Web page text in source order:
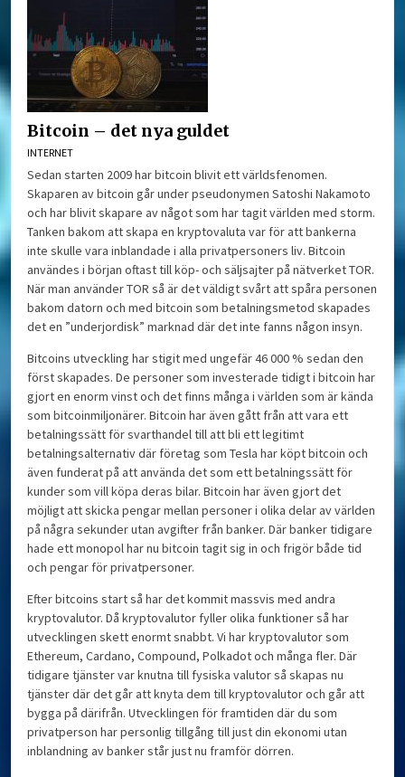
Bitcoin – det nya guldet
INTERNET
Sedan starten 2009 har bitcoin blivit ett världsfenomen.
Skaparen av bitcoin går under pseudonymen Satoshi Nakamoto
och har blivit skapare av något som har tagit världen med storm.
Tanken bakom att skapa en kryptovaluta var för att bankerna
inte skulle vara inblandade i alla privatpersoners liv. Bitcoin
användes i början oftast till köp- och säljsajter på nätverket TOR.
När man använder TOR så är det väldigt svårt att spåra personen
bakom datorn och med bitcoin som betalningsmetod skapades
det en ”underjordisk” marknad där det inte fanns någon insyn.
Bitcoins utveckling har stigit med ungefär 46 000 % sedan den
först skapades. De personer som investerade tidigt i bitcoin har
gjort en enorm vinst och det finns många i världen som är kända
som bitcoinmiljonärer. Bitcoin har även gått från att vara ett
betalningssätt för svarthandel till att bli ett legitimt
betalningsalternativ där företag som Tesla har köpt bitcoin och
även funderat på att använda det som ett betalningssätt för
kunder som vill köpa deras bilar. Bitcoin har även gjort det
möjligt att skicka pengar mellan personer i olika delar av världen
på några sekunder utan avgifter från banker. Där banker tidigare
hade ett monopol har nu bitcoin tagit sig in och frigör både tid
och pengar för privatpersoner.
Efter bitcoins start så har det kommit massvis med andra
kryptovalutor. Då kryptovalutor fyller olika funktioner så har
utvecklingen skett enormt snabbt. Vi har kryptovalutor som
Ethereum, Cardano, Compound, Polkadot och många fler. Där
tidigare tjänster var knutna till fysiska valutor så skapas nu
tjänster där det går att knyta dem till kryptovalutor och går att
bygga på därifrån. Utvecklingen för framtiden där du som
privatperson har personlig tillgång till just din ekonomi utan
inblandning av banker står just nu framför dörren.